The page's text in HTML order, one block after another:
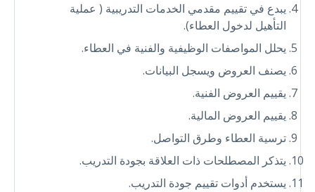
يبدع في تقييم مقدمي الخدمات التدريبية ( عملية
التأهيل لدخول العطاء).
يحلل المواصفات الوظيفية والفنية في العطاء.
يصنف العروض ويسجل البيانات.
يقييم العروض الفنية.
يقييم العروض المالية.
ترسية العطاء وطرق التواصل.
يتذكر المصطلحات ذات العلاقة بجودة التدريب.
يستخدم أدوات تقييم جودة التدريب.